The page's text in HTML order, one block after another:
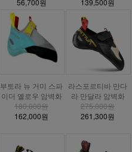
56,700원
139,500원
부토라 뉴 거미 스파
이더 옐로우 암벽화
180,000원
162,000원
라스포르티바 만다
라 만달라 암벽화
275,000원
261,300원